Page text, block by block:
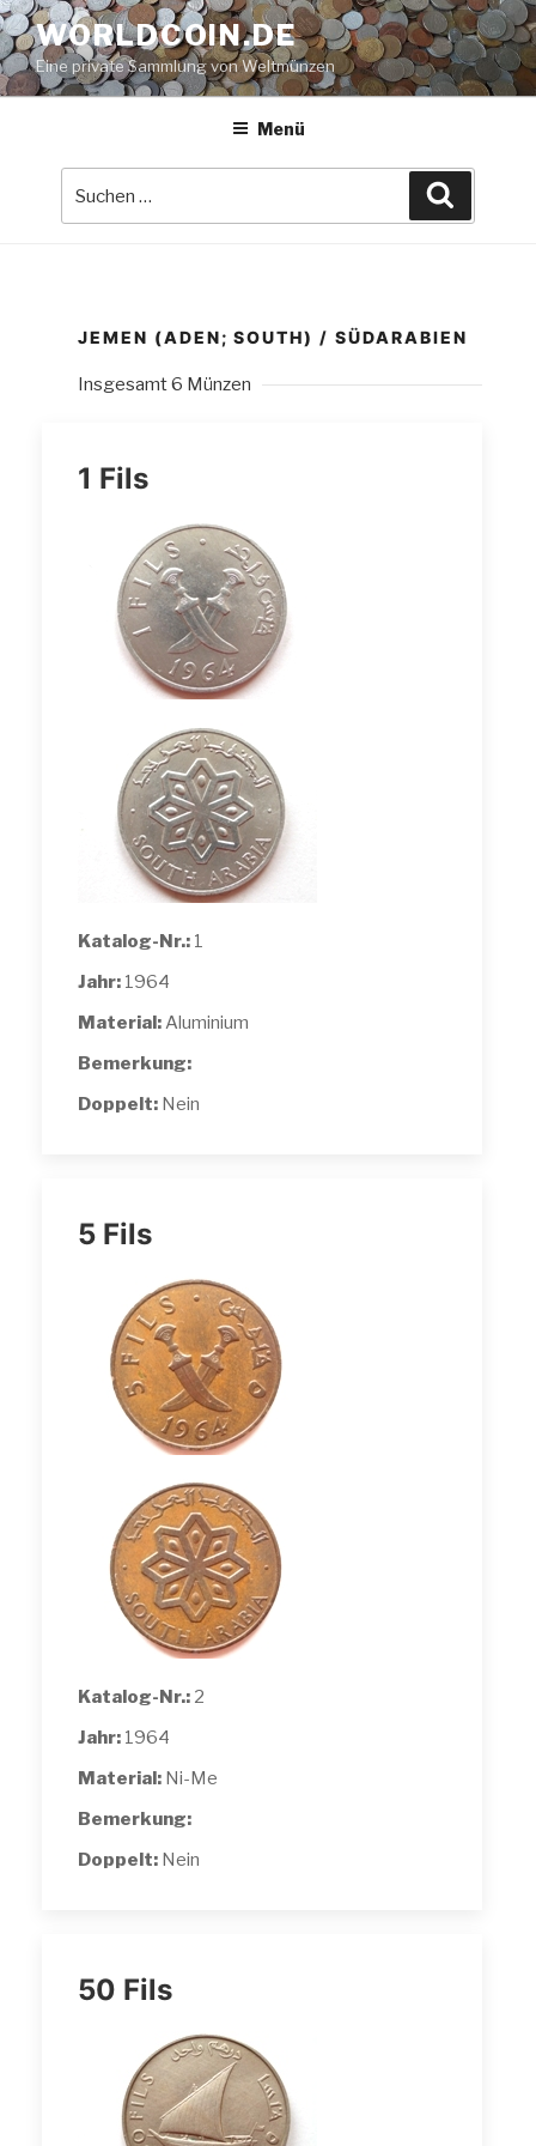
Zum
Inhalt
springen
WORLDCOIN.DE
Eine private Sammlung von Weltmünzen
Menü
JEMEN (ADEN; SOUTH) / SÜDARABIEN
Insgesamt 6 Münzen
1 Fils
Katalog-Nr.: 1
Jahr: 1964
Material:Aluminium
Bemerkung:
Doppelt: Nein
5 Fils
Katalog-Nr.: 2
Jahr: 1964
Material: Ni-Me
Bemerkung:
Doppelt: Nein
50 Fils